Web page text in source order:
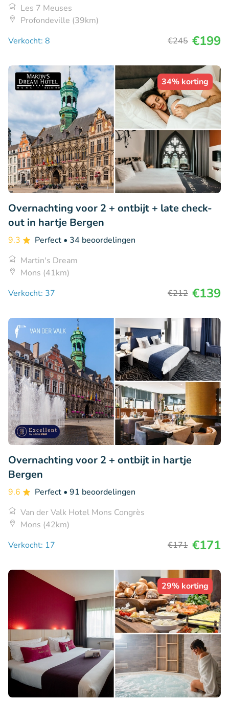
Les 7 Meuses
Profondeville (39km)
Verkocht: 8
€245 €199
34% korting
Overnachting voor 2 + ontbijt + late check-
out in hartje Bergen
9.3 Perfect • 34 beoordelingen
Martin's Dream
Mons (41km)
Verkocht: 37
€212 €139
Overnachting voor 2 + ontbijt in hartje
Bergen
9.6 Perfect • 91 beoordelingen
Van der Valk Hotel Mons Congrès
Mons (42km)
Verkocht: 17
€171 €171
29% korting